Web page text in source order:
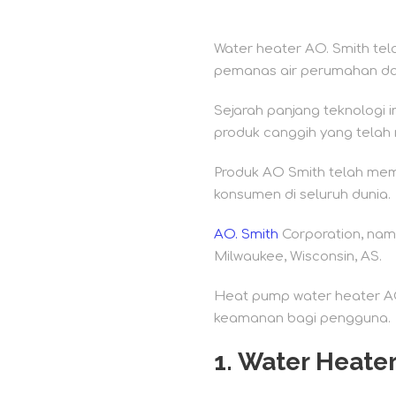
Water heater AO. Smith
pemanas air perumahan
Sejarah panjang teknologi
produk canggih yang telah
Produk AO Smith telah
konsumen di seluruh dunia.
AO. Smith Corporation,
Milwaukee, Wisconsin, AS.
Heat pump water heater
keamanan bagi pengguna.
1. Water